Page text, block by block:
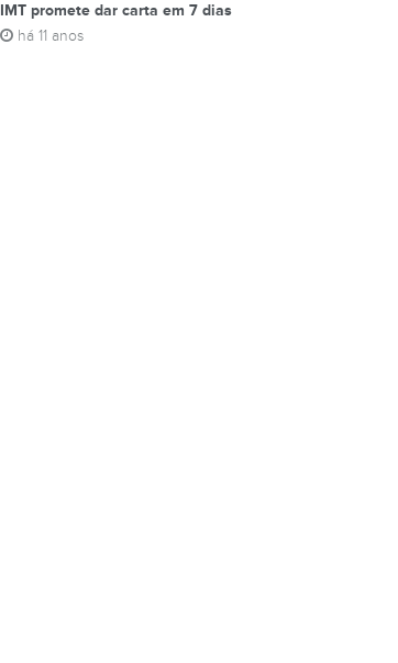
IMT promete dar carta em 7 dias
há 11 anos